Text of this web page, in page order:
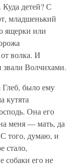
детей? С
младшенький
ящерки или
волка. И
звали Волчихами.
Глеб, было ему
кутята
Она его
меня — мать, да
С того, думаю, и
стало,
собаки его не